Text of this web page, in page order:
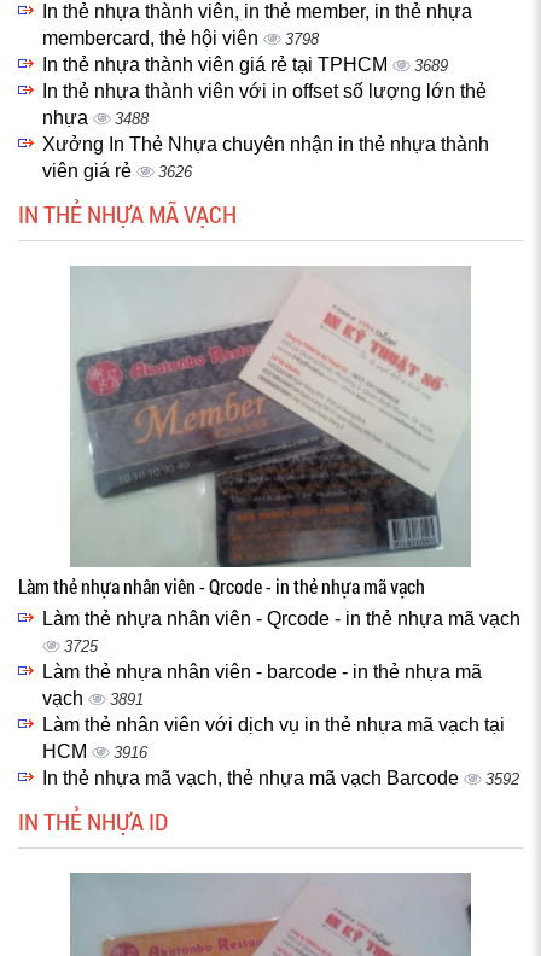
In thẻ nhựa thành viên, in thẻ member, in thẻ nhựa
membercard, thẻ hội viên
3798
In thẻ nhựa thành viên giá rẻ tại TPHCM 3689
In thẻ nhựa thành viên với in offset số lượng lớn thẻ
nhựa
3488
Xưởng In Thẻ Nhựa chuyên nhận in thẻ nhựa thành
viên giá rẻ
3626
IN THẺ NHỰA MÃ VẠCH
Làm thẻ nhựa nhân viên - Qrcode - in thẻ nhựa mã vạch
Làm thẻ nhựa nhân viên - Qrcode - in thẻ nhựa mã vạch
3725
Làm thẻ nhựa nhân viên - barcode - in thẻ nhựa mã
vạch
3891
Làm thẻ nhân viên với dịch vụ in thẻ nhựa mã vạch tại
HCM
3916
In thẻ nhựa mã vạch, thẻ nhựa mã vạch Barcode 3592
IN THẺ NHỰA ID